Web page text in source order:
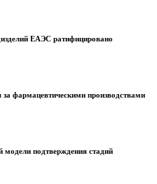
ЕАЭС ратифицировано
фармацевтическими производствами
модели подтверждения стадий